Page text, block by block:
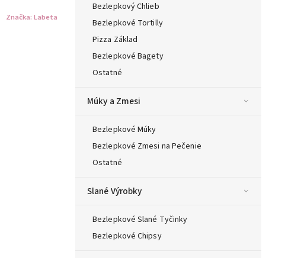
Bezlepkový Chlieb
Bezlepkové Tortilly
Pizza Základ
Bezlepkové Bagety
Ostatné
Múky a Zmesi
Bezlepkové Múky
Bezlepkové Zmesi na Pečenie
Ostatné
Slané Výrobky
Bezlepkové Slané Tyčinky
Bezlepkové Chipsy
Značka: Labeta